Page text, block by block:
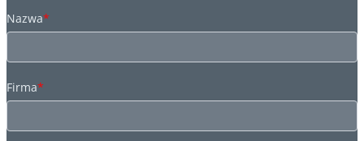
Nazwa*
Firma*